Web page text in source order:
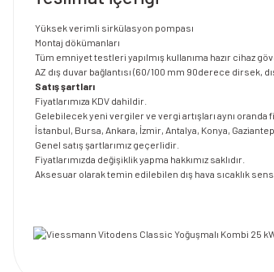
Yüksek verimli sirkülasyon pompası
Montaj dökümanları
Tüm emniyet testleri yapılmış kullanıma hazır cihaz
AZ dış duvar bağlantısı (60/100 mm 90derece dirsek,
Satış şartları
Fiyatlarımıza KDV dahildir.
Gelebilecek yeni vergiler ve vergi artışları aynı oranda
İstanbul, Bursa, Ankara, İzmir, Antalya, Konya,
Genel satış şartlarımız geçerlidir.
Fiyatlarımızda değişiklik yapma hakkımız saklıdır.
Aksesuar olarak temin edilebilen dış hava sıcaklık